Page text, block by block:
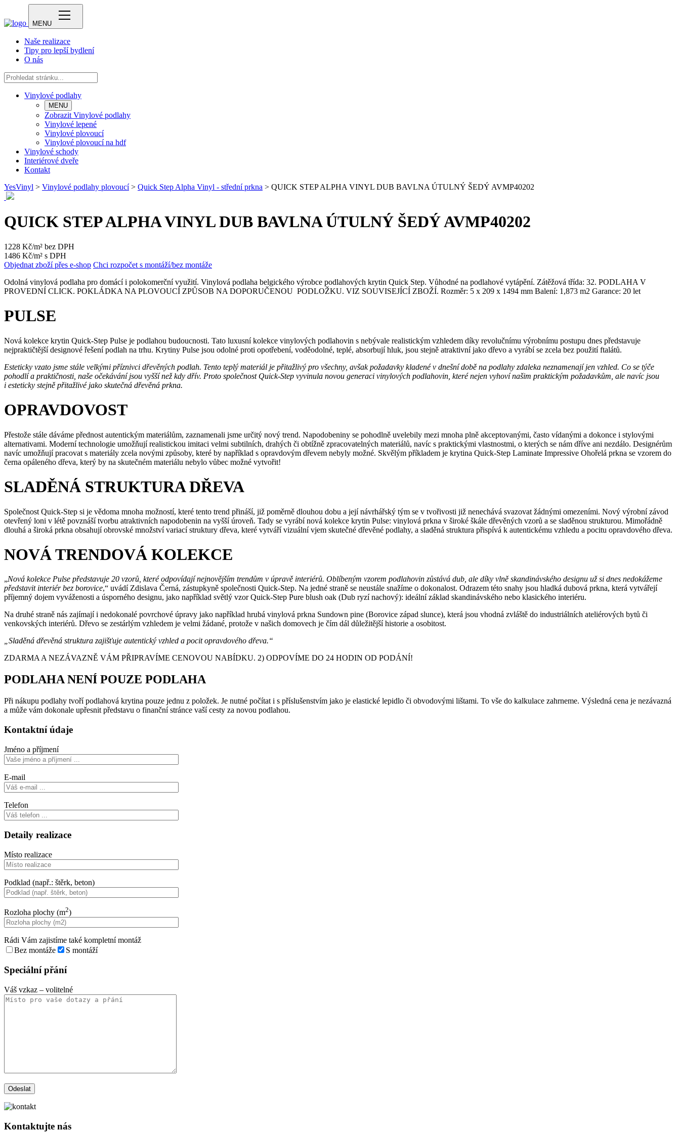
MENU
Naše realizace
Tipy pro lepší bydlení
O nás
Vinylové podlahy
MENU
Zobrazit Vinylové podlahy
Vinylové lepené
Vinylové plovoucí
Vinylové plovoucí na hdf
Vinylové schody
Interiérové dveře
Kontakt
YesVinyl > Vinylové podlahy plovoucí> Quick Step Alpha Vinyl - střední prkna > QUICK STEP ALPHA VINYL DUB BAVLNA ÚTULNÝ ŠEDÝ AVMP40202
QUICK STEP ALPHA VINYL DUB BAVLNA ÚTULNÝ ŠEDÝ AVMP40202
1228 Kč/m² bez DPH
1486 Kč/m² s DPH
Objednat zboží přes e-shop Chci rozpočet s montáží/bez montáže
Odolná vinylová podlaha pro domácí i polokomerční využití. Vinylová podlaha belgického výrobce podlahových krytin Quick Step. Vůhodné na podlahové vytápění. Zátěžová třída: 32. PODLAHA V
PROVEDNÍ CLICK. POKLÁDKA NA PLOVOUCÍ ZPŮSOB NA DOPORUČENOU PODLOŽKU. VIZ SOUVISEJÍCÍ ZBOŽÍ. Rozměr: 5 x 209 x 1494 mm Balení: 1,873 m2 Garance: 20 let
PULSE
Nová kolekce krytin Quick-Step Pulse je podlahou budoucnosti. Tato luxusní kolekce vinylových podlahovin s nebývale realistickým vzhledem díky revolučnímu výrobnímu postupu dnes představuje
nejpraktičtější designové řešení podlah na trhu. Krytiny Pulse jsou odolné proti opotřebení, voděodolné, teplé, absorbují hluk, jsou stejně atraktivní jako dřevo a vyrábí se zcela bez použití ftalátů.
Esteticky vzato jsme stále velkými příznivci dřevěných podlah. Tento teplý materiál je přitažlivý pro všechny, avšak požadavky kladené v dnešní době na podlahy zdaleka neznamenají jen vzhled. Co se týče
pohodlí a praktičnosti, naše očekávání jsou vyšší než kdy dřív. Proto společnost Quick-Step vyvinula novou generaci vinylových podlahovin, které nejen vyhoví našim praktickým požadavkům, ale navíc jsou
i esteticky stejně přitažlivé jako skutečná dřevěná prkna.
OPRAVDOVOST
Přestože stále dáváme přednost autentickým materiálům, zaznamenali jsme určitý nový trend. Napodobeniny se pohodlně uvelebily mezi mnoha plně akceptovanými, často vídanými a dokonce i stylovými
alternativami. Moderní technologie umožňují realistickou imitaci velmi subtilních, drahých či obtížně zpracovatelných materiálů, navíc s praktickými vlastnostmi, o kterých se nám dříve ani nezdálo. Designérům
navíc umožňují pracovat s materiály zcela novými způsoby, které by například s opravdovým dřevem nebyly možné. Skvělým příkladem je krytina Quick-Step Laminate Impressive Ohořelá prkna se vzorem do
černa opáleného dřeva, který by na skutečném materiálu nebylo vůbec možné vytvořit!
SLADĚNÁ STRUKTURA DŘEVA
Společnost Quick-Step si je vědoma mnoha možností, které tento trend přináší, již poměrně dlouhou dobu a její návrhářský tým se v tvořivosti již nenechává svazovat žádnými omezeními. Nový výrobní závod
otevřený loni v létě povznáší tvorbu atraktivních napodobenin na vyšší úroveň. Tady se vyrábí nová kolekce krytin Pulse: vinylová prkna v široké škále dřevěných vzorů a se sladěnou strukturou. Mimořádně
dlouhá a široká prkna obsahují obrovské množství variací struktury dřeva, které vytváří vizuální vjem skutečné dřevěné podlahy, a sladěná struktura přispívá k autentickému vzhledu a pocitu opravdového dřeva.
NOVÁ TRENDOVÁ KOLEKCE
„Nová kolekce Pulse představuje 20 vzorů, které odpovídají nejnovějším trendům v úpravě interiérů. Oblíbeným vzorem podlahovin zůstává dub, ale díky vlně skandinávského designu už si dnes nedokážeme
představit interiér bez borovice,“ uvádí Zdislava Černá, zástupkyně společnosti Quick-Step. Na jedné straně se neustále snažíme o dokonalost. Odrazem této snahy jsou hladká dubová prkna, která vytvářejí
příjemný dojem vyváženosti a úsporného designu, jako například světlý vzor Quick-Step Pure blush oak (Dub ryzí nachový): ideální základ skandinávského nebo klasického interiéru.
Na druhé straně nás zajímají i nedokonalé povrchové úpravy jako například hrubá vinylová prkna Sundown pine (Borovice západ slunce), která jsou vhodná zvláště do industriálních ateliérových bytů či
venkovských interiérů. Dřevo se zestárlým vzhledem je velmi žádané, protože v našich domovech je čím dál důležitější historie a osobitost.
„Sladěná dřevěná struktura zajišťuje autentický vzhled a pocit opravdového dřeva.“
ZDARMA A NEZÁVAZNĚ VÁM PŘIPRAVÍME CENOVOU NABÍDKU. 2) ODPOVÍME DO 24 HODIN OD PODÁNÍ!
PODLAHA NENÍ POUZE PODLAHA
Při nákupu podlahy tvoří podlahová krytina pouze jednu z položek. Je nutné počítat i s příslušenstvím jako je elastické lepidlo či obvodovými lištami. To vše do kalkulace zahrneme. Výsledná cena je nezávazná
a může vám dokonale upřesnit představu o finanční stránce vaší cesty za novou podlahou.
Kontaktní údaje
Jméno a příjmení
E-mail
Telefon
Detaily realizace
Místo realizace
Podklad (např.: štěrk, beton)
Rozloha plochy (m2)
Rádi Vám zajistíme také kompletní montáž
Bez montáže
S montáží
Speciální přání
Váš vzkaz – volitelné
Kontaktujte nás